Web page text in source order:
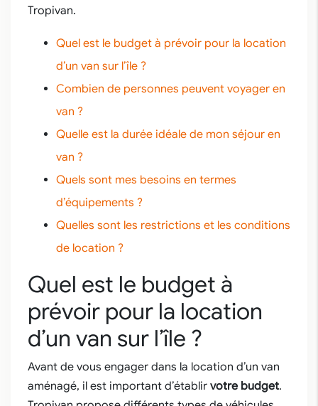
Tropivan.
Quel est le budget à prévoir pour la location
d’un van sur l’île ?
Combien de personnes peuvent voyager en
van ?
Quelle est la durée idéale de mon séjour en
van ?
Quels sont mes besoins en termes
d’équipements ?
Quelles sont les restrictions et les conditions
de location ?
Quel est le budget à
prévoir pour la location
d’un van sur l’île ?
Avant de vous engager dans la location d’un van
aménagé, il est important d’établir votre budget.